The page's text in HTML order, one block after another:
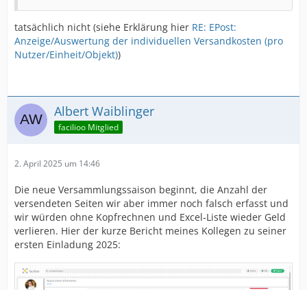
tatsächlich nicht (siehe Erklärung hier RE: EPost:
Anzeige/Auswertung der individuellen Versandkosten (pro
Nutzer/Einheit/Objekt))
Albert Waiblinger
facilioo Mitglied
2. April 2025 um 14:46
Die neue Versammlungssaison beginnt, die Anzahl der
versendeten Seiten wir aber immer noch falsch erfasst und
wir würden ohne Kopfrechnen und Excel-Liste wieder Geld
verlieren. Hier der kurze Bericht meines Kollegen zu seiner
ersten Einladung 2025: